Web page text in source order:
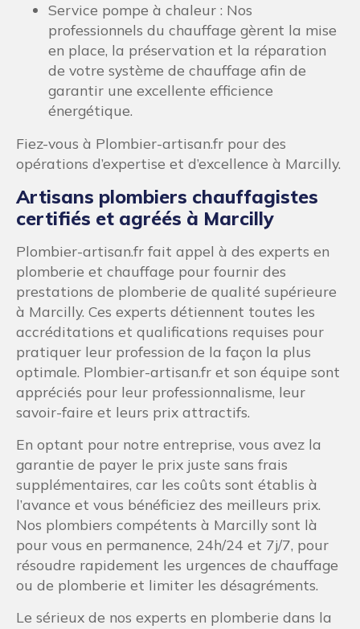
Service pompe à chaleur : Nos
professionnels du chauffage gèrent la mise
en place, la préservation et la réparation
de votre système de chauffage afin de
garantir une excellente efficience
énergétique.
Fiez-vous à Plombier-artisan.fr pour des
opérations d’expertise et d’excellence à Marcilly.
Artisans plombiers chauffagistes
certifiés et agréés à Marcilly
Plombier-artisan.fr fait appel à des experts en
plomberie et chauffage pour fournir des
prestations de plomberie de qualité supérieure
à Marcilly. Ces experts détiennent toutes les
accréditations et qualifications requises pour
pratiquer leur profession de la façon la plus
optimale. Plombier-artisan.fr et son équipe sont
appréciés pour leur professionnalisme, leur
savoir-faire et leurs prix attractifs.
En optant pour notre entreprise, vous avez la
garantie de payer le prix juste sans frais
supplémentaires, car les coûts sont établis à
l’avance et vous bénéficiez des meilleurs prix.
Nos plombiers compétents à Marcilly sont là
pour vous en permanence, 24h/24 et 7j/7, pour
résoudre rapidement les urgences de chauffage
ou de plomberie et limiter les désagréments.
Le sérieux de nos experts en plomberie dans la